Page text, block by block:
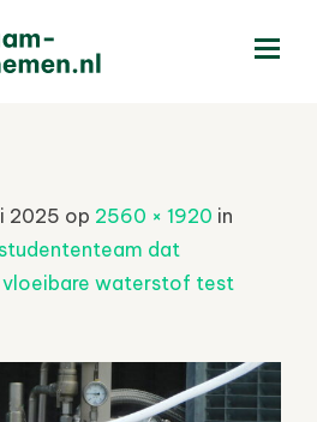
2025 op 2560 × 1920 in
dat
waterstof test